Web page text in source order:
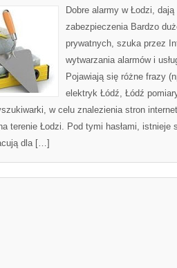
Dobre alarmy w Łodzi,
zabezpieczenia Bardzo
prywatnych, szuka przez
wytwarzania alarmów i
Pojawiają się różne frazy
elektryk Łódź, Łódź
w celu znalezienia stron
terenie Łodzi. Pod tymi hasłami, istnieje
dla […]